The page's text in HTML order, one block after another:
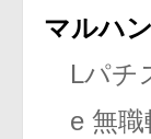
マルハ
Lパチ
e 無